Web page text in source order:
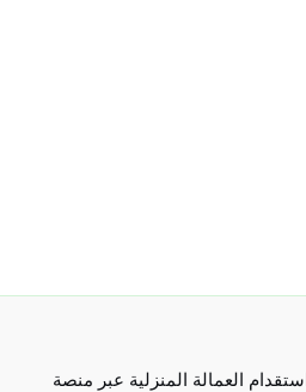
العمالة المنزلية عبر منصة